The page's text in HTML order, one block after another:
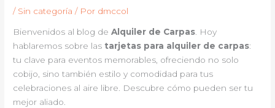
/ Sin categoría / Por dmccol
Bienvenidos al blog deAlquiler de Carpas. Hoy
hablaremos sobre las tarjetas para alquiler de carpas:
tu clave para eventos memorables, ofreciendo no solo
cobijo, sino también estilo y comodidad para tus
celebraciones al aire libre. Descubre cómo pueden ser tu
mejor aliado.